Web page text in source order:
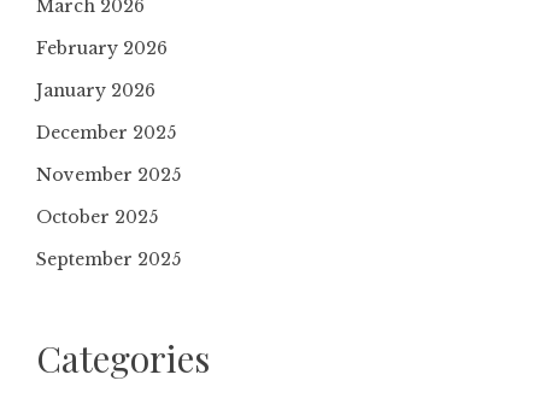
March 2026
February 2026
January 2026
December 2025
November 2025
October 2025
September 2025
Categories